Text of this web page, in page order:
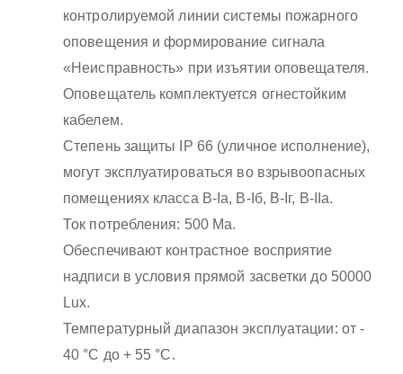
контролируемой линии системы пожарного
оповещения и формирование сигнала
«Неисправность» при изъятии оповещателя.
Оповещатель комплектуется огнестойким
кабелем.
Степень защиты IP 66 (уличное исполнение),
могут эксплуатироваться во взрывоопасных
помещениях класса B-Iа, B-Iб, B-Iг, В-IIа.
Ток потребления: 500 Ма.
Обеспечивают контрастное восприятие
надписи в условия прямой засветки до 50000
Lux.
Температурный диапазон эксплуатации: от -
40 °С до + 55 °С.